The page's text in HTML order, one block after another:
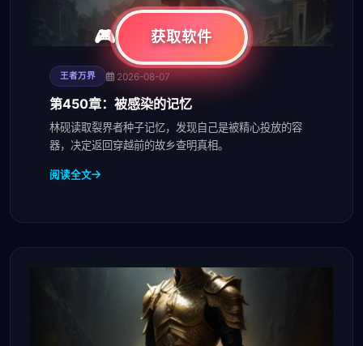
王者万界 2026-08-07
第450章：被感染的记忆
林砚读取裂界者种子记忆，发现自己是被精心投放的容
器，决定返回穿越前的故乡查明真相。
阅读全文
获取软件